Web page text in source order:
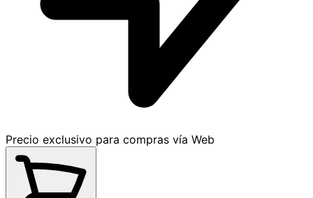
Precio exclusivo para compras vía Web